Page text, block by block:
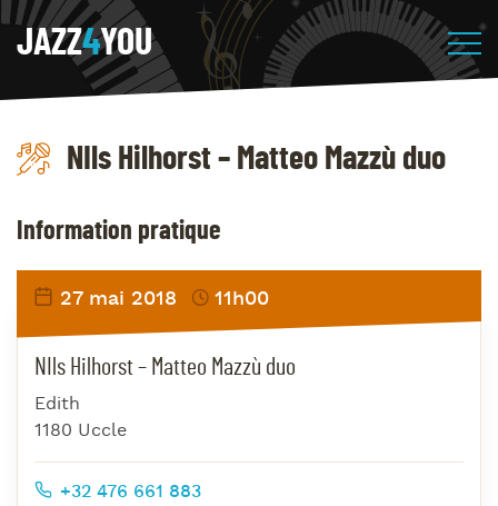
JAZZ4YOU
NIls Hilhorst – Matteo Mazzù duo
Information pratique
27 mai 2018 11h00
NIls Hilhorst – Matteo Mazzù duo
Edith
1180 Uccle
+32 476 661 883